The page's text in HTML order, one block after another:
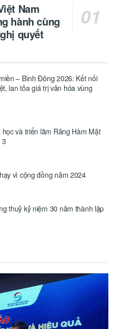
Nam
hành cùng
quyết
– Bình Đông 2026: Kết nối
lan tỏa giá trị văn hóa vùng
và triển lãm Răng Hàm Mặt
3
vì cộng đồng năm 2024
thuỷ kỷ niệm 30 năm thành lập